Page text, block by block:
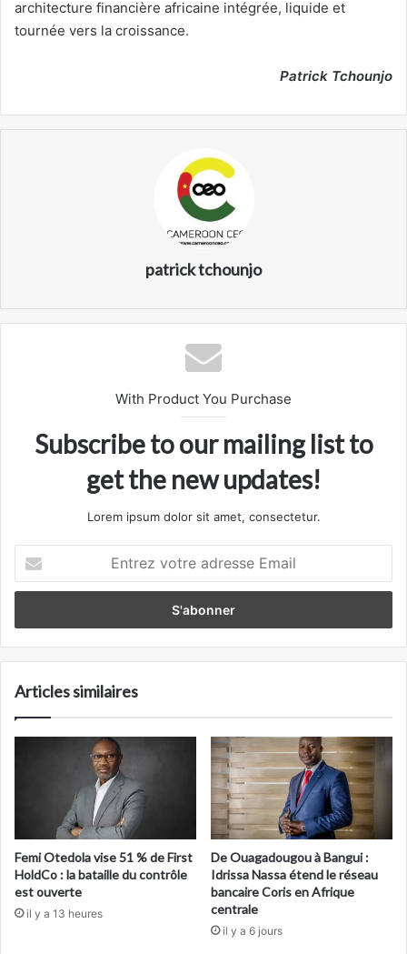
architecture financière africaine intégrée, liquide et
tournée vers la croissance.
Patrick Tchounjo
patrick tchounjo
With Product You Purchase
Subscribe to our mailing list to
get the new updates!
Lorem ipsum dolor sit amet, consectetur.
votre
adresse
Articles similaires
Femi Otedola vise 51 % de First
HoldCo : la bataille du contrôle
est ouverte
il y a 13 heures
De Ouagadougou à Bangui :
Idrissa Nassa étend le réseau
bancaire Coris en Afrique
centrale
il y a 6 jours